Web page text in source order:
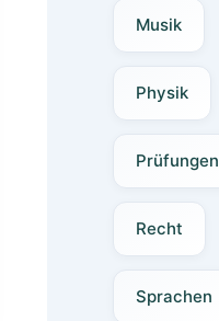
Musik
Physik
Prüfungen
Recht
Sprachen